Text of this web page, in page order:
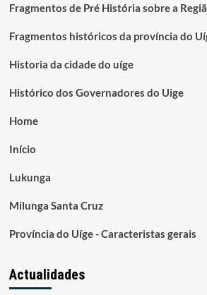
Fragmentos de Pré História sobre a
Fragmentos históricos da província do
Historia da cidade do uíge
Histórico dos Governadores do Uige
Home
Início
Lukunga
Milunga Santa Cruz
Província do Uíge - Caracteristas gerais
Actualidades